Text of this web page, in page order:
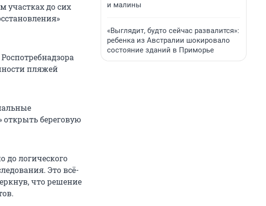
участках до сих
пляжей
открыть береговую
до логического
Это всё-
что решение
и малины
«Выглядит, будто сейчас развалится»:
ребенка из Австралии шокировало
состояние зданий в Приморье